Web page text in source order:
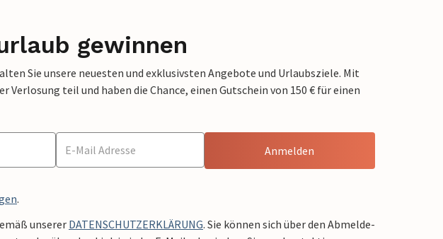
gewinnen
Sie unsere neuesten und exklusivsten Angebote und Urlaubsziele. Mit
teil und haben die Chance, einen Gutschein von 150 € für einen
Anmelden
.
unserer DATENSCHUTZERKLÄRUNG. Sie können sich über den Abmelde-